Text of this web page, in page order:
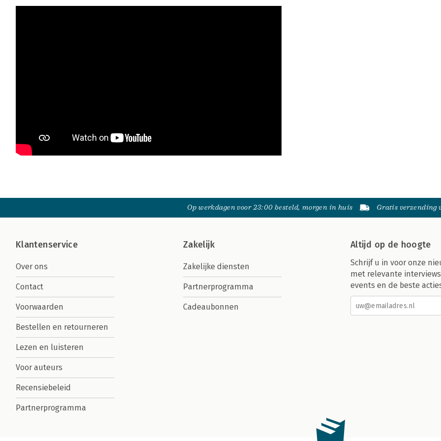
Op werkdagen voor 23:00 besteld, morgen in huis Gratis verzending
Klantenservice
Over ons
Contact
Voorwaarden
Bestellen en retourneren
Lezen en luisteren
Voor auteurs
Recensiebeleid
Partnerprogramma
Zakelijk
Zakelijke diensten
Partnerprogramma
Cadeaubonnen
Altijd op de hoogte
Schrijf u in voor onze
met relevante
events en de beste